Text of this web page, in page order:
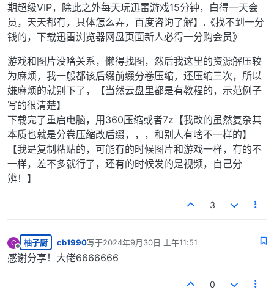
期超级VIP，除此之外每天玩迅雷游戏15分钟，白得一天会
员，天天都有，具体怎么弄，百度咨询了解】.《找不到一分
钱的，下载迅雷浏览器网盘页面新人必得一分购会员》
游戏和图片没啥关系，懒得找图，然后我这里的资源解压较
为麻烦，我一般都该后缀前缀分卷压缩，还压缩三次，所以
嫌麻烦的就别下了，【当然云盘里都是有教程的，示范例子
写的很清楚】
下载完了重启电脑，用360压缩或者7z【我改的虽然复杂其
本质也就是分卷压缩改后缀，，，和别人有啥不一样的】
【我是复制粘贴的，可能有的时候图片和游戏一样，有的不
一样，差不多就行了，还有的时候发的是视频，自己分
辨！】
3
C
离线
柚子厨 cb1990写于2024年9月30日 上午11:51
最后由 编辑
感谢分享！大佬6666666
0